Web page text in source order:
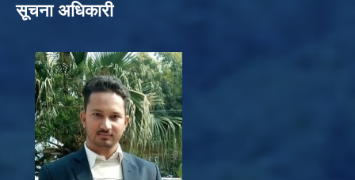
सूचना अधिकारी